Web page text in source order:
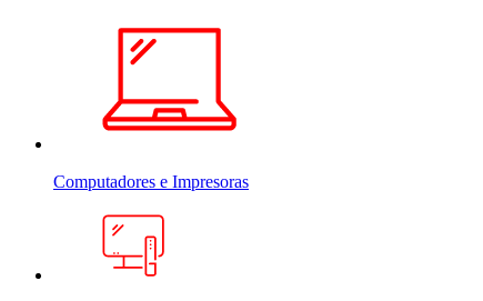
Computadores e Impresoras